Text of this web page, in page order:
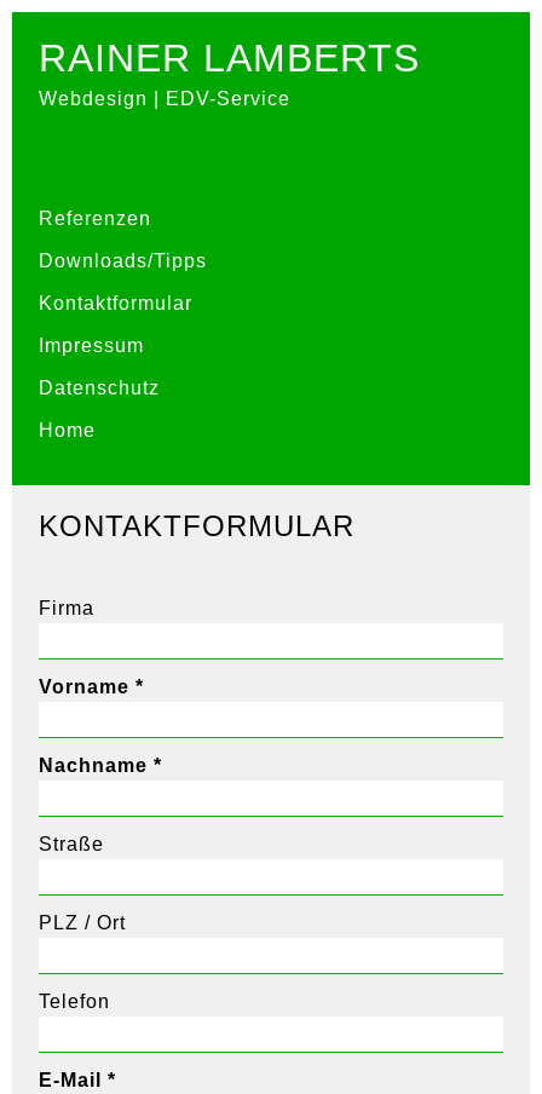
RAINER LAMBERTS
Webdesign | EDV-Service
Referenzen
Downloads/Tipps
Kontaktformular
Impressum
Datenschutz
Home
KONTAKTFORMULAR
Firma
Vorname *
Nachname *
Straße
PLZ / Ort
Telefon
E-Mail *